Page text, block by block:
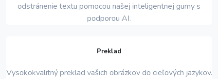
odstránenie textu pomocou našej inteligentnej gumy s
podporou AI.
Preklad
Vysokokvalitný preklad vašich obrázkov do cieľových jazykov.